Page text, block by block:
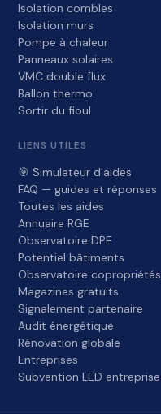
Isolation combles
Isolation murs
Pompe à chaleur
Panneaux solaires
VMC double flux
Ballon thermo.
Sortir du fioul
LIENS UTILES
🎯 Simulateur d'aides
FAQ — guides et réponses
Toutes les aides
Annuaire RGE
Observatoire DPE
Potentiel bâtiments
Observatoire copropriétés
Magazines gratuits
Signalement partenaire
Audit énergétique
Rénovation globale
Entreprises
Subvention LED entreprise